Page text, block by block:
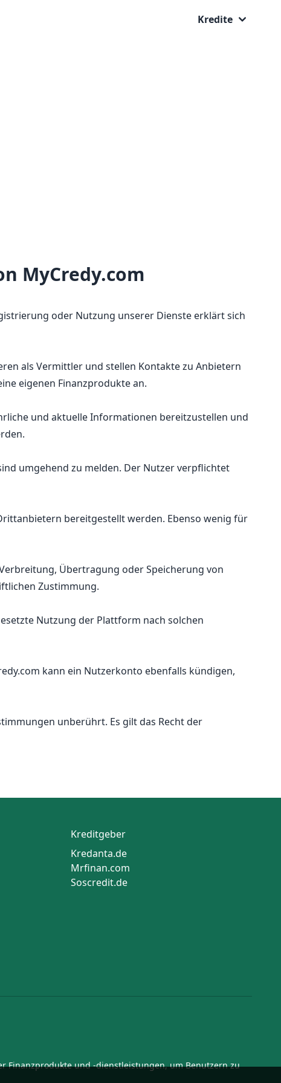
Kredite
MyCredy.com
oder Nutzung unserer Dienste erklärt sich
als Vermittler und stellen Kontakte zu Anbietern
eigenen Finanzprodukte an.
und aktuelle Informationen bereitzustellen und
umgehend zu melden. Der Nutzer verpflichtet
bereitgestellt werden. Ebenso wenig für
Übertragung oder Speicherung von
Zustimmung.
Nutzung der Plattform nach solchen
kann ein Nutzerkonto ebenfalls kündigen,
unberührt. Es gilt das Recht der
Kreditgeber
Kredanta.de
Mrfinan.com
Soscredit.de
Finanzprodukte und -dienstleistungen, um Benutzern zu